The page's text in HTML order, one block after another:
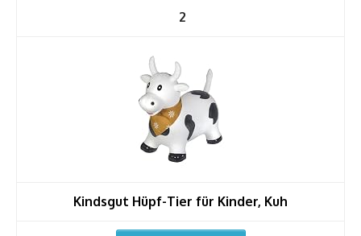
2
Kindsgut Hüpf-Tier für Kinder, Kuh